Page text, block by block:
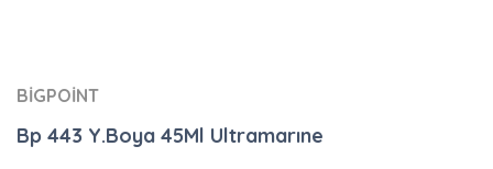
BİGPOİNT
Bp 443 Y.Boya 45Ml Ultramarıne